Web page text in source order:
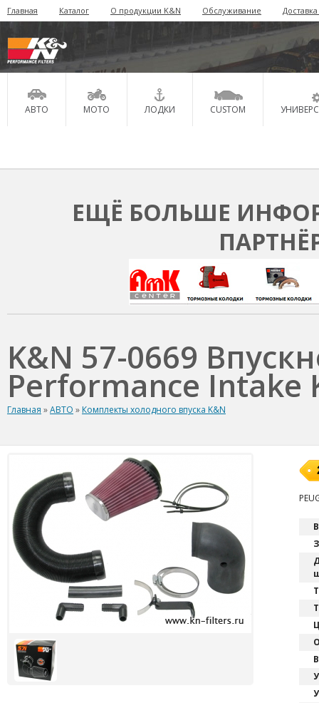
Главная Каталог О продукции K&N Обслуживание
АВТО МОТО ЛОДКИ CUSTOM
ЕЩЁ БОЛЬШЕ
K&N 57-0669
Performance Intake
Главная »АВТО » Комплекты холодного впуска K&N